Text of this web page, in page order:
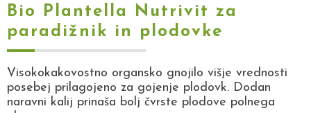
Bio Plantella Nutrivit za
paradižnik in plodovke
Visokokakovostno organsko gnojilo višje vrednosti
posebej prilagojeno za gojenje plodovk. Dodan
naravni kalij prinaša bolj čvrste plodove polnega